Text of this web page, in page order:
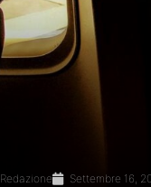
Redazione Settembre 16,